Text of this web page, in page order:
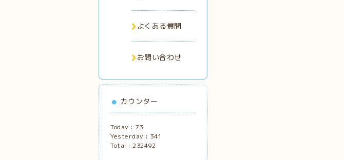
よくある質問
お問い合わせ
カウンター
Today : 73
Yesterday : 341
Total : 232492